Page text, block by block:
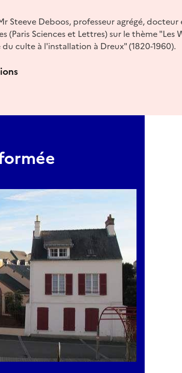
Steeve Deboos, professeur agrégé,
(Paris Sciences et Lettres) sur le thème
du culte à l'installation à Dreux" (1820-1960).